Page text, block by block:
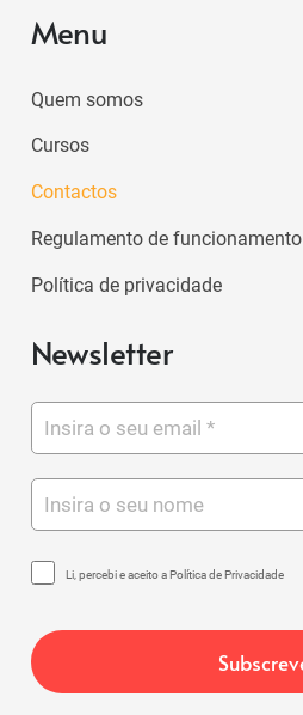
Menu
Quem somos
Cursos
Contactos
Regulamento de funcionamento
Política de privacidade
Newsletter
Li, percebi e aceito a Política de Privacidade